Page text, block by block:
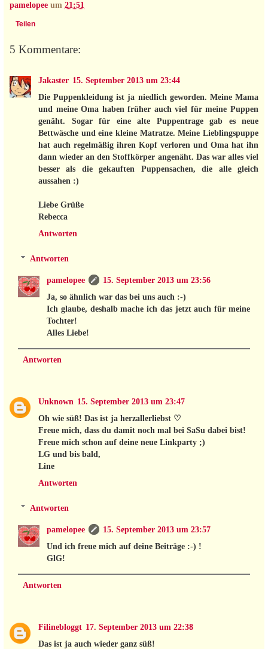
pamelopee um 21:51
Teilen
5 Kommentare:
Jakaster 15. September 2013 um 23:44
Die Puppenkleidung ist ja niedlich geworden. Meine Mama
und meine Oma haben früher auch viel für meine Puppen
genäht. Sogar für eine alte Puppentrage gab es neue
Bettwäsche und eine kleine Matratze. Meine Lieblingspuppe
hat auch regelmäßig ihren Kopf verloren und Oma hat ihn
dann wieder an den Stoffkörper angenäht. Das war alles viel
besser als die gekauften Puppensachen, die alle gleich
aussahen :)
Liebe Grüße
Rebecca
Antworten
Antworten
pamelopee
15. September 2013 um 23:56
Ja, so ähnlich war das bei uns auch :-)
Ich glaube, deshalb mache ich das jetzt auch für meine
Tochter!
Alles Liebe!
Antworten
Unknown 15. September 2013 um 23:47
Oh wie süß! Das ist ja herzallerliebst ♡
Freue mich, dass du damit noch mal bei SaSu dabei bist!
Freue mich schon auf deine neue Linkparty ;)
LG und bis bald,
Line
Antworten
Antworten
pamelopee
15. September 2013 um 23:57
Und ich freue mich auf deine Beiträge :-) !
GlG!
Antworten
Filinebloggt 17. September 2013 um 22:38
Das ist ja auch wieder ganz süß!